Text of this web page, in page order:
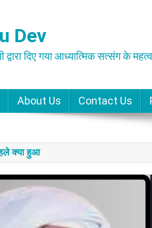
Dev
दिए गया आध्यात्मिक सत्संग के
About Us Contact Us
क्या हुआ